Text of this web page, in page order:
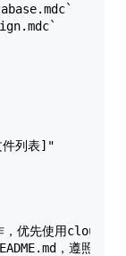
件列表]"
，优先使用
，遵照项